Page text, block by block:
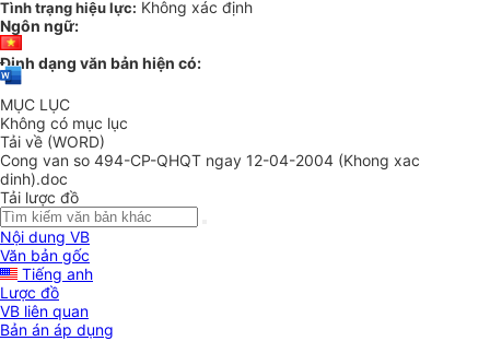
Tình trạng hiệu lực: Không xác định
Ngôn ngữ:
Định dạng văn bản hiện có:
MỤC LỤC
Không có mục lục
Tải về (WORD)
Cong van so 494-CP-QHQT ngay 12-04-2004 (Khong xac
dinh).doc
Tải lược đồ
Nội dung VB
Văn bản gốc
Tiếng anh
Lược đồ
VB liên quan
Bản án áp dụng